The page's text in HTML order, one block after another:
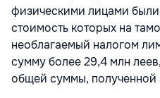
физическими лицами
стоимость которых на
необлагаемый налогом
сумму более 29,4 млн
общей суммы, полученной